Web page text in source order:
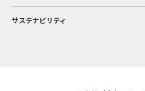
サステナビリティ